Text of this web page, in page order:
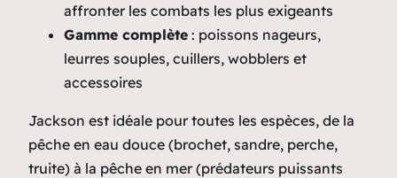
affronter les combats les plus exigeants
Gamme complète : poissons nageurs,
leurres souples, cuillers, wobblers et
accessoires
Jackson est idéale pour toutes les espèces, de la
pêche en eau douce (brochet, sandre, perche,
truite) à la pêche en mer (prédateurs puissants